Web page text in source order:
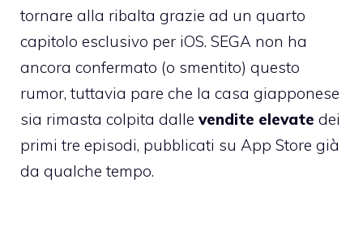
tornare alla ribalta grazie ad un quarto
capitolo esclusivo per iOS. SEGA non ha
ancora confermato (o smentito) questo
rumor, tuttavia pare che la casa giapponese
sia rimasta colpita dalle vendite elevate dei
primi tre episodi, pubblicati su App Store già
da qualche tempo.